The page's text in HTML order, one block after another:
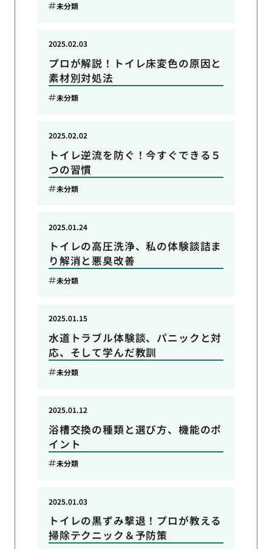
未分類
プロが解説！トイレ床変色の原因と
素材別対処法
2025.02.03
未分類
トイレ逆流を防ぐ！今すぐできる５
つの習慣
2025.02.02
未分類
トイレの高圧洗浄、私の体験談詰ま
り解消と悪臭改善
2025.01.24
未分類
水道トラブル体験談、パニックと対
応、そして学んだ教訓
2025.01.15
未分類
浴槽交換の種類と選び方、機能のポ
イント
2025.01.12
未分類
トイレの黒ずみ撃退！プロが教える
掃除テクニック＆予防策
2025.01.03